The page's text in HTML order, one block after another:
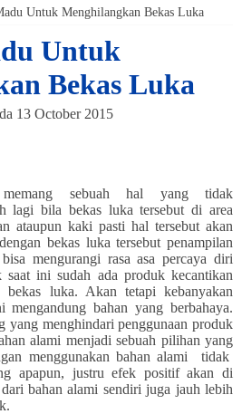
Untuk Menghilangkan Bekas Luka
Untuk
Bekas Luka
13 October 2015
sebuah hal yang tidak
lagi bila bekas luka tersebut di area
ataupun kaki pasti hal tersebut akan
bekas luka tersebut penampilan
mengurangi rasa asa percaya diri
saat ini sudah ada produk kecantikan
bekas luka. Akan tetapi kebanyakan
bahan yang berbahaya.
yang menghindari penggunaan produk
alami menjadi sebuah pilihan yang
menggunakan bahan alami tidak
apapun, justru efek positif akan di
bahan alami sendiri juga jauh lebih